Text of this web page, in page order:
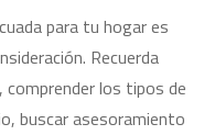
para tu hogar es
Recuerda
los tipos de
buscar asesoramiento